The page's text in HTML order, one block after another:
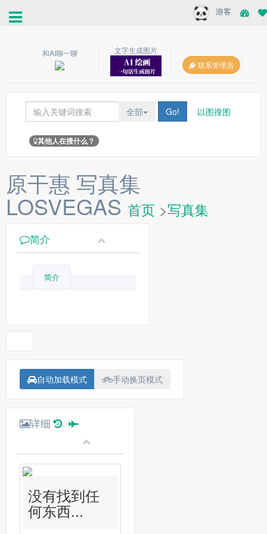
游客
和AI聊一聊
文字生成图片
联系管理员
全部 Go! 以图搜图
其他人在搜什么？
原干惠 写真集
LOSVEGAS 首页 >写真集
简介
简介
自动加载模式 手动换页模式
详细
没有找到任
何东西...